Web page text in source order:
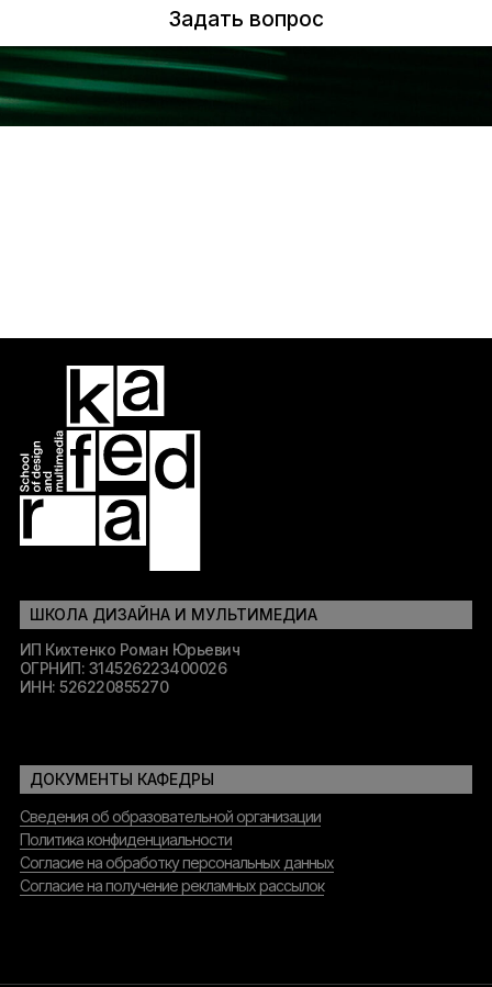
Задать вопрос
ИП Кихтенко Роман Юрьевич
ОГРНИП: 314526223400026
ИНН: 526220855270
Сведения об образовательной организации
Политика конфиденциальности
Согласие на обработку персональных данных
Согласие на получение рекламных рассылок
ШКОЛА ДИЗАЙНА И МУЛЬТИМЕДИА
ДОКУМЕНТЫ КАФЕДРЫ